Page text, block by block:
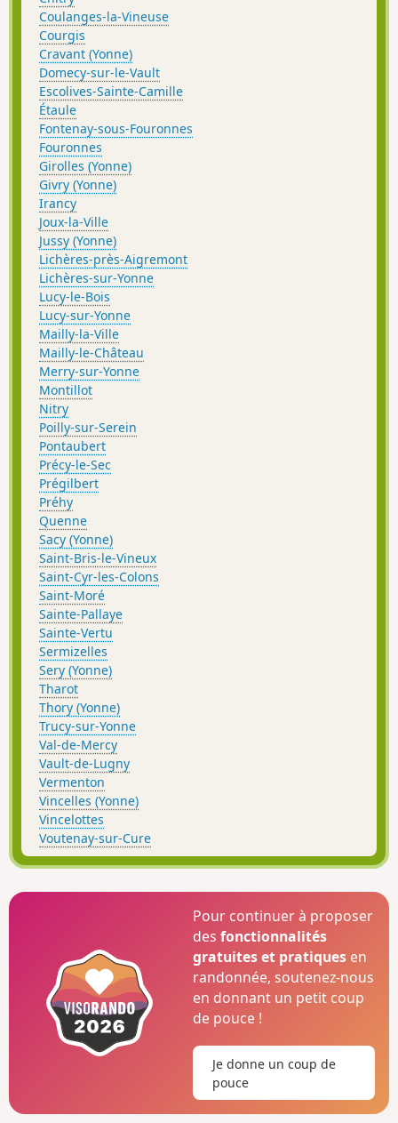
Coulanges-la-Vineuse
Courgis
Cravant (Yonne)
Domecy-sur-le-Vault
Escolives-Sainte-Camille
Étaule
Fontenay-sous-Fouronnes
Fouronnes
Girolles (Yonne)
Givry (Yonne)
Irancy
Joux-la-Ville
Jussy (Yonne)
Lichères-près-Aigremont
Lichères-sur-Yonne
Lucy-le-Bois
Lucy-sur-Yonne
Mailly-la-Ville
Mailly-le-Château
Merry-sur-Yonne
Montillot
Nitry
Poilly-sur-Serein
Pontaubert
Précy-le-Sec
Prégilbert
Préhy
Quenne
Sacy (Yonne)
Saint-Bris-le-Vineux
Saint-Cyr-les-Colons
Saint-Moré
Sainte-Pallaye
Sainte-Vertu
Sermizelles
Sery (Yonne)
Tharot
Thory (Yonne)
Trucy-sur-Yonne
Val-de-Mercy
Vault-de-Lugny
Vermenton
Vincelles (Yonne)
Vincelottes
Voutenay-sur-Cure
Pour continuer à proposer
desfonctionnalités
gratuites et pratiques en
randonnée, soutenez-nous
en donnant un petit coup
de pouce !
Je donne un coup de
pouce